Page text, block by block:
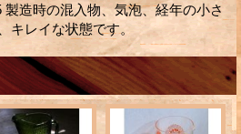
造時の混入物、気泡、経年の小さ
キレイな状態です。